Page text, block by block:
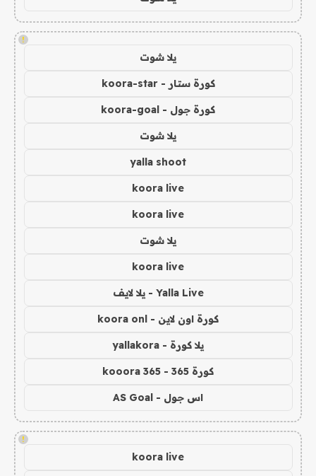
!
يلا شوت
كورة ستار - koora-star
كورة جول - koora-goal
يلا شوت
yalla shoot
koora live
koora live
يلا شوت
koora live
Yalla Live - يلا لايف
كورة اون لاين - koora onl
يلا كورة - yallakora
كورة 365 - kooora 365
اس جول - AS Goal
!
koora live